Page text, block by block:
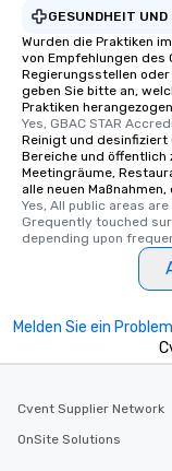
GESUNDHEIT UND
Wurden die Praktiken
von Empfehlungen
Regierungsstellen
geben Sie bitte an,
Praktiken
Yes, GBAC STAR
Reinigt und desinfiziert
Bereiche und öffentlich
Meetingräume,
alle neuen
Yes, All public areas
Grequently touched
depending upon
Melden Sie ein Problem
Cvent Supplier Network
OnSite Solutions